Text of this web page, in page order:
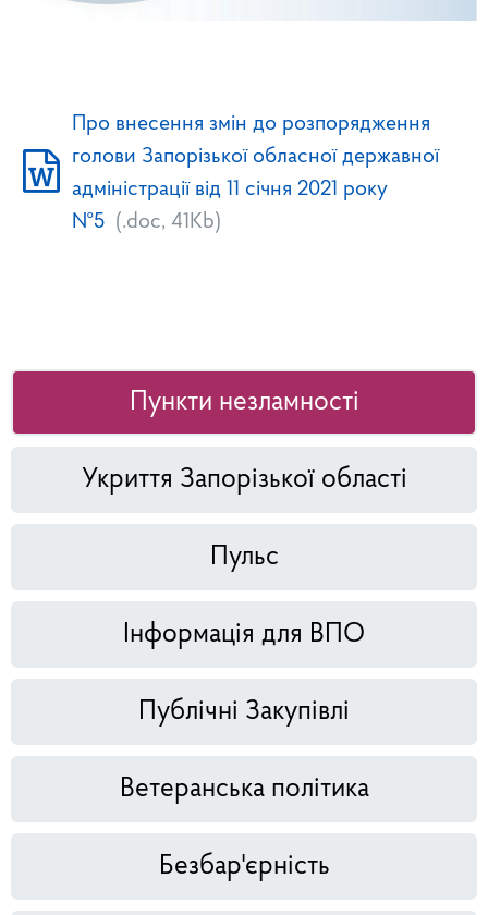
Про внесення змін до розпорядження
голови Запорізької обласної державної
адміністрації від 11 січня 2021 року
№5 (.doc, 41Kb)
Пункти незламності
Укриття Запорізької області
Пульс
Інформація для ВПО
Публічні Закупівлі
Ветеранська політика
Безбар'єрність